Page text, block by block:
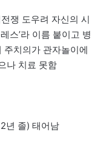
쟁 도우려 자신의 시
스’라 이름 붙이고 병
치의가 관자놀이에
나 치료 못함
년 졸) 태어남